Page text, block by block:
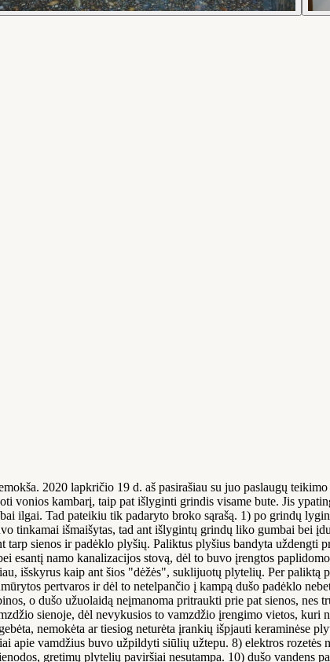
2020 lapkričio 19 d. aš pasirašiau su juo paslaugų
vonios kambarį, taip pat išlyginti grindis visame bute. Jis
ilgai. Tad pateikiu tik padaryto broko sąrašą. 1) po grindų
tinkamai išmaišytas, tad ant išlygintų grindų liko gumbai bei
sienos ir padėklo plyšių. Paliktus plyšius bandyta uždengti
esantį namo kanalizacijos stovą, dėl to buvo įrengtos
išskyrus kaip ant šios "dėžės", suklijuotų plytelių. Per
pertvaros ir dėl to netelpančio į kampą dušo padėklo
o dušo užuolaidą neįmanoma pritraukti prie pat sienos,
sienoje, dėl nevykusios to vamzdžio įrengimo vietos,
nemokėta ar tiesiog neturėta įrankių išpjauti keraminėse
apie vamdžius buvo užpildyti siūlių užtepu. 8) elektros
gretimų plytelių paviršiai nesutampa. 10) dušo vandens